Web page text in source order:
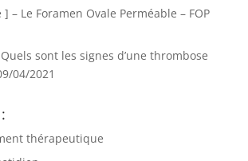
– Le Foramen Ovale Perméable – FOP
sont les signes d’une thrombose
04/2021
thérapeutique